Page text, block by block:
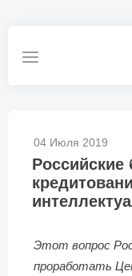
04 Июля 2019
Российские
Этот вопрос
проработать